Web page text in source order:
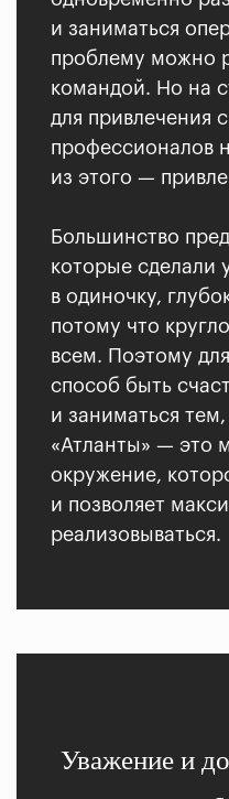
и заниматься
проблему можно
командой. Но на
для привлечения
профессионалов
из этого —
Большинство
которые сделали
в одиночку,
потому что
всем. Поэтому
способ быть
и заниматься
«Атланты» — это
окружение,
и позволяет
реализовываться.
Уважение и